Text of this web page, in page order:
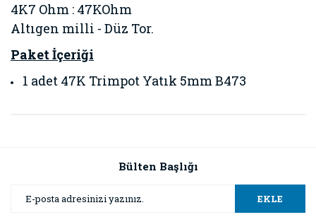
4K7 Ohm : 47KOhm
Altıgen milli - Düz Tor.
Paket İçeriği
1 adet 47K Trimpot Yatık 5mm B473
Görüş ve önerileriniz için teşekkür ederiz.
Ürün resmi kalitesiz, bozuk veya görüntülenemiyor.
Bülten Başlığı
EKLE